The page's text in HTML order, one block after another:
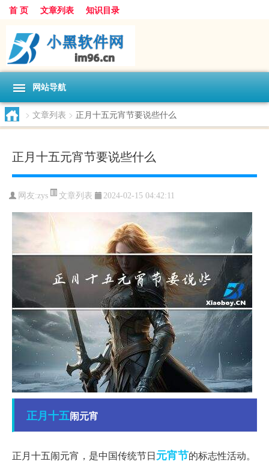
首 页 文章列表 知识目录
网站导航
> 文章列表 > 正月十五元宵节要说些什么
正月十五元宵节要说些什么
网友:zys 文章列表 2024-02-15 04:42:11
正月十五闹元宵
正月十五闹元宵，是中国传统节日元宵节的标志性活动。